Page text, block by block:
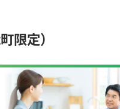
限定）